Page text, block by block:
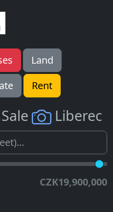
Land
Rent
Liberec
CZK19,900,000